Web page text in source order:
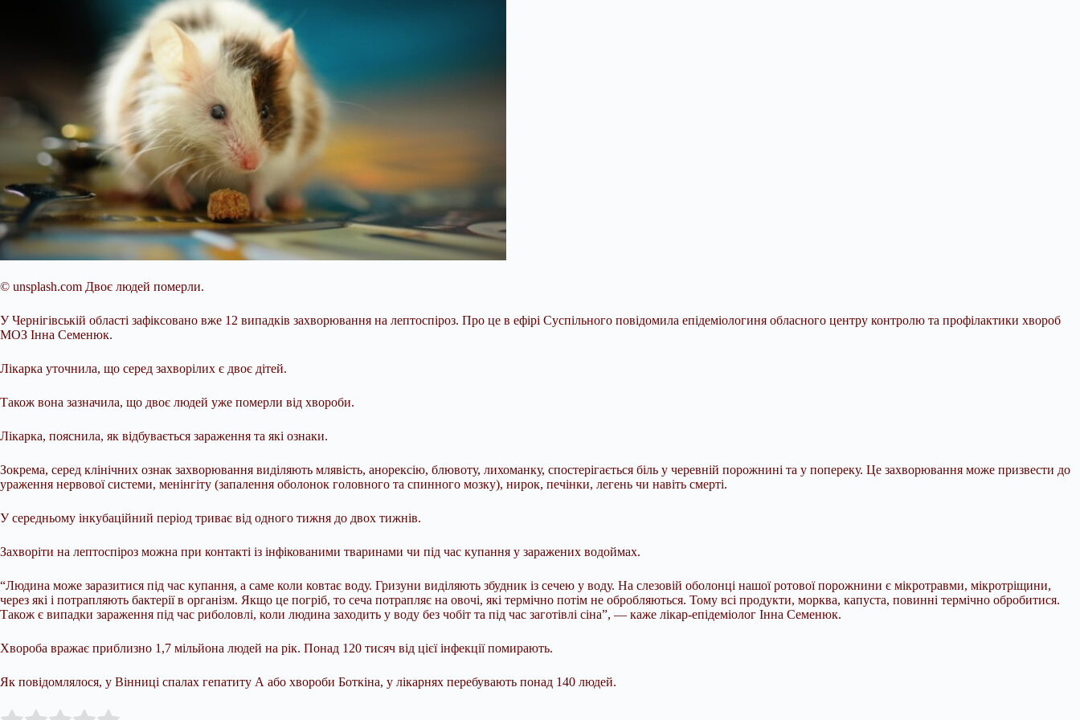
© unsplash.com Двоє людей померли.
У Чернігівській області зафіксовано вже 12 випадків захворювання на лептоспіроз. Про це в ефірі Суспільного повідомила епідеміологиня обласного центру контролю та профілактики хвороб
МОЗ Інна Семенюк.
Лікарка уточнила, що серед захворілих є двоє дітей.
Також вона зазначила, що двоє людей уже померли від хвороби.
Лікарка, пояснила, як відбувається зараження та які ознаки.
Зокрема, серед клінічних ознак захворювання виділяють млявість, анорексію, блювоту, лихоманку, спостерігається біль у черевній порожнині та у попереку. Це захворювання може призвести до
ураження нервової системи, менінгіту (запалення оболонок головного та спинного мозку), нирок, печінки, легень чи навіть смерті.
У середньому інкубаційний період триває від одного тижня до двох тижнів.
Захворіти на лептоспіроз можна при контакті із інфікованими тваринами чи під час купання у заражених водоймах.
“Людина може заразитися під час купання, а саме коли ковтає воду. Гризуни виділяють збудник із сечею у воду. На слезовій оболонці нашої ротової порожнини є мікротравми, мікротріщини,
через які і потрапляють бактерії в організм. Якщо це погріб, то сеча потрапляє на овочі, які термічно потім не обробляються. Тому всі продукти, морква, капуста, повинні термічно обробитися.
Також є випадки зараження під час риболовлі, коли людина заходить у воду без чобіт та під час заготівлі сіна”, — каже лікар-епідеміолог Інна Семенюк.
Хвороба вражає приблизно 1,7 мільйона людей на рік. Понад 120 тисяч від цієї інфекції помирають.
Як повідомлялося, у Вінниці спалах гепатиту А або хвороби Боткіна, у лікарнях перебувають понад 140 людей.